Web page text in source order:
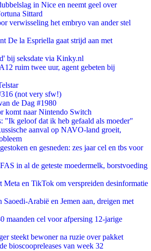
in Nice en neemt geel over
Sittard
verwisseling het embryo van ander stel
De la Espriella gaat strijd aan met
bij seksdate via Kinky.nl
ruim twee uur, agent gebeten bij
(not very sfw!)
de Dag #1980
komt naar Nintendo Switch
"Ik geloof dat ik heb gefaald als moeder"
aanval op NAVO-land groeit,
en gesneden: zes jaar cel en tbs voor
in al de geteste moedermelk, borstvoeding
Meta en TikTok om verspreiden desinformatie
Arabië en Jemen aan, dreigen met
maanden cel voor afpersing 12-jarige
steekt bewoner na ruzie over pakket
bioscoopreleases van week 32